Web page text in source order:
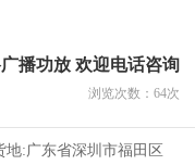
播功放 欢迎电话咨询
浏览次数： 64次
地:广东省深圳市福田区